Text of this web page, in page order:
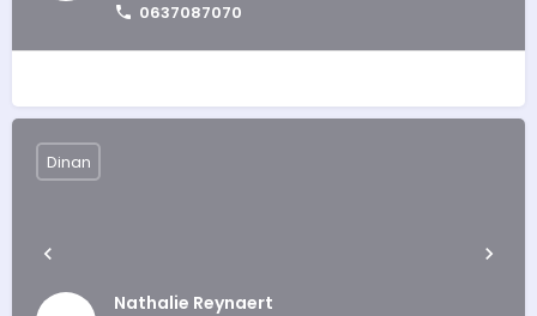
0637087070
Nathalie Reynaert
Dinan